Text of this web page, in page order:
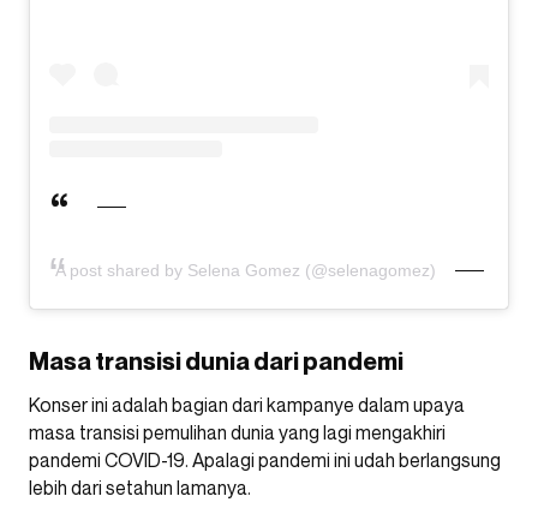
A post shared by Selena Gomez (@selenagomez)
Masa transisi dunia dari pandemi
Konser ini adalah bagian dari kampanye dalam upaya
masa transisi pemulihan dunia yang lagi mengakhiri
pandemi COVID-19. Apalagi pandemi ini udah berlangsung
lebih dari setahun lamanya.